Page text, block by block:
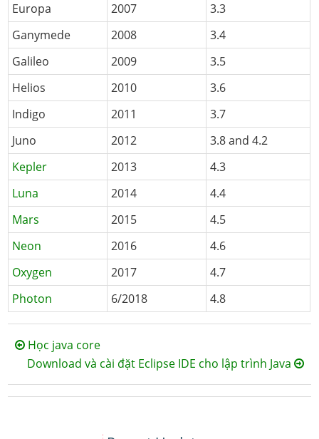
Europa
2007
3.3
Ganymede
2008
3.4
Galileo
2009
3.5
Helios
2010
3.6
Indigo
2011
3.7
Juno
2012
3.8 and 4.2
Kepler
2013
4.3
Luna
2014
4.4
Mars
2015
4.5
Neon
2016
4.6
Oxygen
2017
4.7
Photon
6/2018 4.8
Học java core
Download và cài đặt Eclipse IDE cho lập trình Java